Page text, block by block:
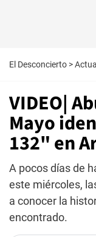
El Desconcierto >
VIDEO|
Mayo
132" en
A pocos días de
este miércoles,
a conocer la
encontrado.